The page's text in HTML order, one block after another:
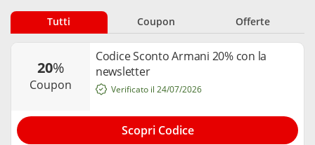
Tutti Coupon Offerte
20%
coupon
Codice Sconto Armani 20% con la
newsletter
Verificato il 24/07/2026
Scopri Codice